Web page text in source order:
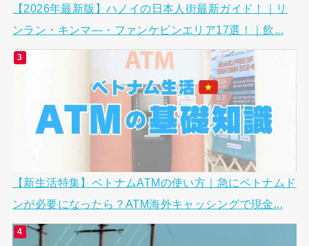
【2026年最新版】ハノイの日本人街最新ガイド！｜リ
ンラン・キンマ―・ファンケビンエリア17選！｜飲...
【新生活特集】ベトナムATMの使い方｜急にベトナムド
ンが必要になったら？ATM海外キャッシングで現金...